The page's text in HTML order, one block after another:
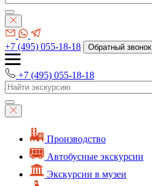
+7 (495) 055-18-18 Обратный звонок
+7 (495) 055-18-18
Производство
Автобусные экскурсии
Экскурсии в музеи